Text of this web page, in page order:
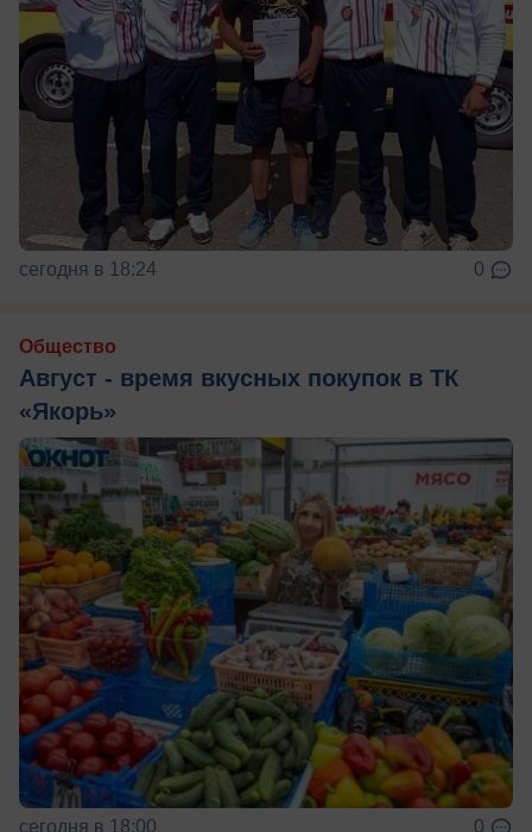
сегодня в 18:24 0
Общество
Август - время вкусных покупок в ТК
«Якорь»
сегодня в 18:00 0